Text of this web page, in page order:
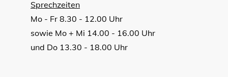
Sprechzeiten
Mo - Fr 8.30 - 12.00 Uhr
sowie Mo + Mi 14.00 - 16.00 Uhr
und Do 13.30 - 18.00 Uhr